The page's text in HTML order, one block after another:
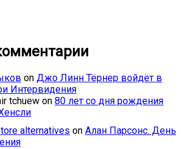
on Джо Линн Тёрнер войдёт в
Интервидения
tchuew on 80 лет со дня рождения
alternatives on Алан Парсонс. День